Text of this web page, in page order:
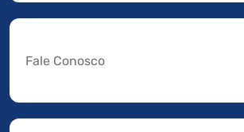
Fale Conosco